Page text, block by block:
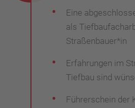
Eine
als
Straßenbauer*in
Erfahrungen im
Tiefbau sind
Führerschein der